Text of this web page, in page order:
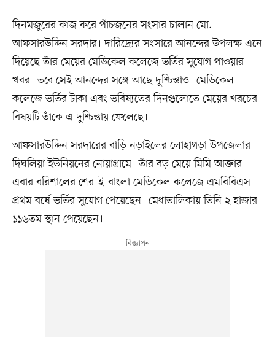
দিনমজুরের কাজ করে পাঁচজনের সংসার চালান মো.
আফসারউদ্দিন সরদার। দারিদ্র্যের সংসারে আনন্দের উপলক্ষ এনে
দিয়েছে তাঁর মেয়ের মেডিকেল কলেজে ভর্তির সুযোগ পাওয়ার
খবর। তবে সেই আনন্দের সঙ্গে আছে দুশ্চিন্তাও। মেডিকেল
কলেজে ভর্তির টাকা এবং ভবিষ্যতের দিনগুলোতে মেয়ের খরচের
বিষয়টি তাঁকে এ দুশ্চিন্তায় ফেলেছে।
আফসারউদ্দিন সরদারের বাড়ি নড়াইলের লোহাগড়া উপজেলার
দিঘলিয়া ইউনিয়নের নোয়াগ্রামে। তাঁর বড় মেয়ে মিমি আক্তার
এবার বরিশালের শের-ই-বাংলা মেডিকেল কলেজে এমবিবিএস
প্রথম বর্ষে ভর্তির সুযোগ পেয়েছেন। মেধাতালিকায় তিনি ২ হাজার
১১৬তম স্থান পেয়েছেন।